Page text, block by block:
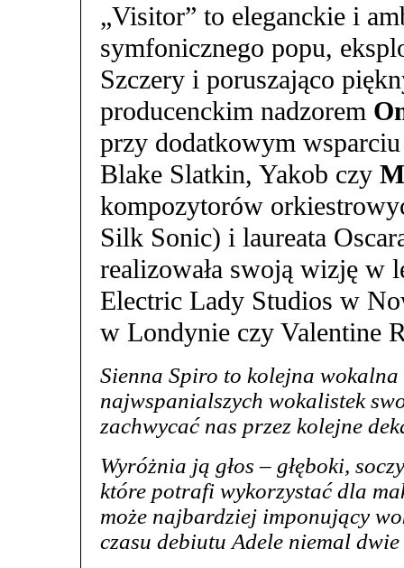
„Visitor” to eleganckie i
symfonicznego popu,
Szczery i poruszająco
producenckim nadzorem
przy dodatkowym
Blake Slatkin, Yakob czy
kompozytorów
Silk Sonic) i laureata
realizowała swoją wizję w
Electric Lady Studios w
w Londynie czy Valentine
Sienna Spiro to kolejna
najwspanialszych wokalistek
zachwycać nas przez kolejne
Wyróżnia ją głos – głęboki,
które potrafi wykorzystać dla
może najbardziej imponujący
czasu debiutu Adele niemal